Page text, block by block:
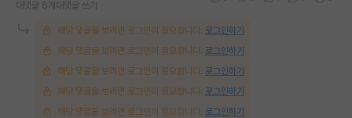
대댓글 6개 대댓글 쓰기
해당 댓글을 보려면 로그인이 필요합니다. 로그인하기
해당 댓글을 보려면 로그인이 필요합니다. 로그인하기
해당 댓글을 보려면 로그인이 필요합니다. 로그인하기
해당 댓글을 보려면 로그인이 필요합니다. 로그인하기
해당 댓글을 보려면 로그인이 필요합니다. 로그인하기